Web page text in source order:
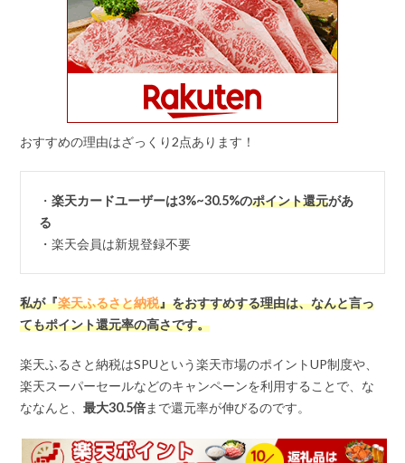
おすすめの理由はざっくり2点あります！
・楽天カードユーザーは3%~30.5%のポイント還元があ
る
・楽天会員は新規登録不要
私が『楽天ふるさと納税』をおすすめする理由は、なんと言っ
てもポイント還元率の高さです。
楽天ふるさと納税はSPUという楽天市場のポイントUP制度や、
楽天スーパーセールなどのキャンペーンを利用することで、な
ななんと、最大30.5倍まで還元率が伸びるのです。